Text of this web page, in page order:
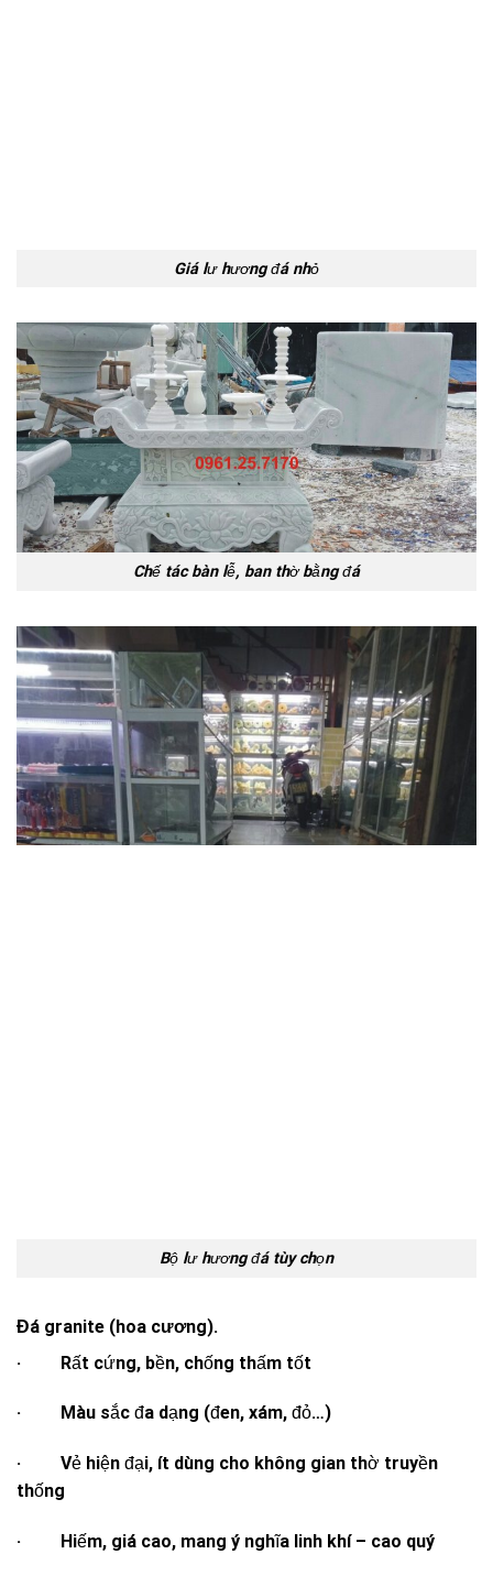
Giá lư hương đá nhỏ
Chế tác bàn lễ, ban thờ bằng đá
Bộ lư hương đá tùy chọn
Đá granite (hoa cương).
· Rất cứng, bền, chống thấm tốt
· Màu sắc đa dạng (đen, xám, đỏ…)
· Vẻ hiện đại, ít dùng cho không gian thờ truyền
thống
· Hiếm, giá cao, mang ý nghĩa linh khí – cao quý